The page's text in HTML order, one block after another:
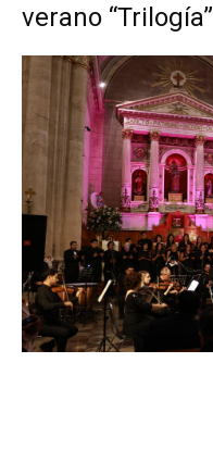
verano “Trilogía”